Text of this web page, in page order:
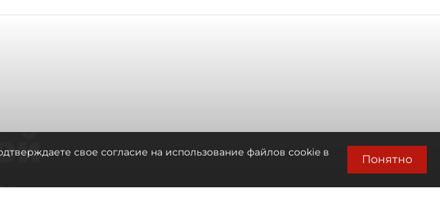
свое согласие на использование файлов cookie в
Понятно